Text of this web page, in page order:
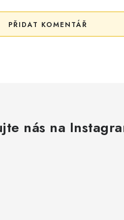
PŘIDAT KOMENTÁŘ
nás na